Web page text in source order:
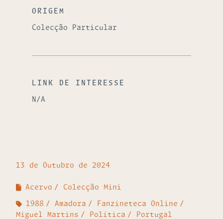
ORIGEM
Colecção Particular
LINK DE INTERESSE
N/A
13 de Outubro de 2024
Acervo Colecção Mini
1988 Amadora
Fanzineteca Online
Miguel Martins
Política Portugal